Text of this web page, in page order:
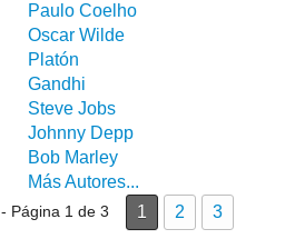
Paulo Coelho
Oscar Wilde
Platón
Gandhi
Steve Jobs
Johnny Depp
Bob Marley
Más Autores...
- Página 1 de 3 1 2 3